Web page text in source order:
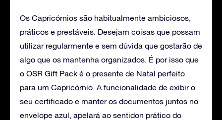
Os Capricórnios são habitualmente ambiciosos,
práticos e prestáveis. Desejam coisas que possam
utilizar regularmente e sem dúvida que gostarão de
algo que os mantenha organizados. É por isso que
o OSR Gift Pack é o presente de Natal perfeito
para um Capricórnio. A funcionalidade de exibir o
seu certificado e manter os documentos juntos no
envelope azul, apelará ao sentidon prático do